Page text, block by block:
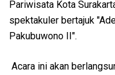
Pariwisata Kota
spektakuler bertajuk
Pakubuwono II".
Acara ini akan